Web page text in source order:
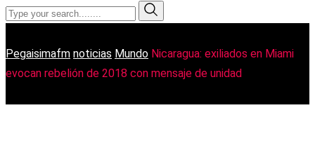
Pegaisimafm noticias Mundo Nicaragua: exiliados en Miami
evocan rebelión de 2018 con mensaje de unidad